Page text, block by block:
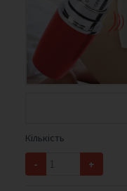
Кількість
- +